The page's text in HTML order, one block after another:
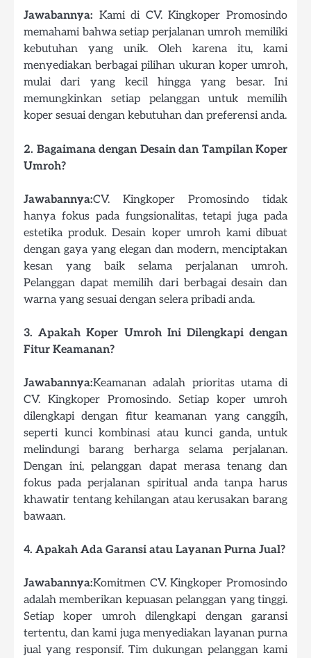
Jawabannya: Kami di CV. Kingkoper Promosindo
memahami bahwa setiap perjalanan umroh memiliki
kebutuhan yang unik. Oleh karena itu, kami
menyediakan berbagai pilihan ukuran koper umroh,
mulai dari yang kecil hingga yang besar. Ini
memungkinkan setiap pelanggan untuk memilih
koper sesuai dengan kebutuhan dan preferensi anda.
2. Bagaimana dengan Desain dan Tampilan Koper
Umroh?
Jawabannya:CV. Kingkoper Promosindo tidak
hanya fokus pada fungsionalitas, tetapi juga pada
estetika produk. Desain koper umroh kami dibuat
dengan gaya yang elegan dan modern, menciptakan
kesan yang baik selama perjalanan umroh.
Pelanggan dapat memilih dari berbagai desain dan
warna yang sesuai dengan selera pribadi anda.
3. Apakah Koper Umroh Ini Dilengkapi dengan
Fitur Keamanan?
Jawabannya:Keamanan adalah prioritas utama di
CV. Kingkoper Promosindo. Setiap koper umroh
dilengkapi dengan fitur keamanan yang canggih,
seperti kunci kombinasi atau kunci ganda, untuk
melindungi barang berharga selama perjalanan.
Dengan ini, pelanggan dapat merasa tenang dan
fokus pada perjalanan spiritual anda tanpa harus
khawatir tentang kehilangan atau kerusakan barang
bawaan.
4. Apakah Ada Garansi atau Layanan Purna Jual?
Jawabannya:Komitmen CV. Kingkoper Promosindo
adalah memberikan kepuasan pelanggan yang tinggi.
Setiap koper umroh dilengkapi dengan garansi
tertentu, dan kami juga menyediakan layanan purna
jual yang responsif. Tim dukungan pelanggan kami